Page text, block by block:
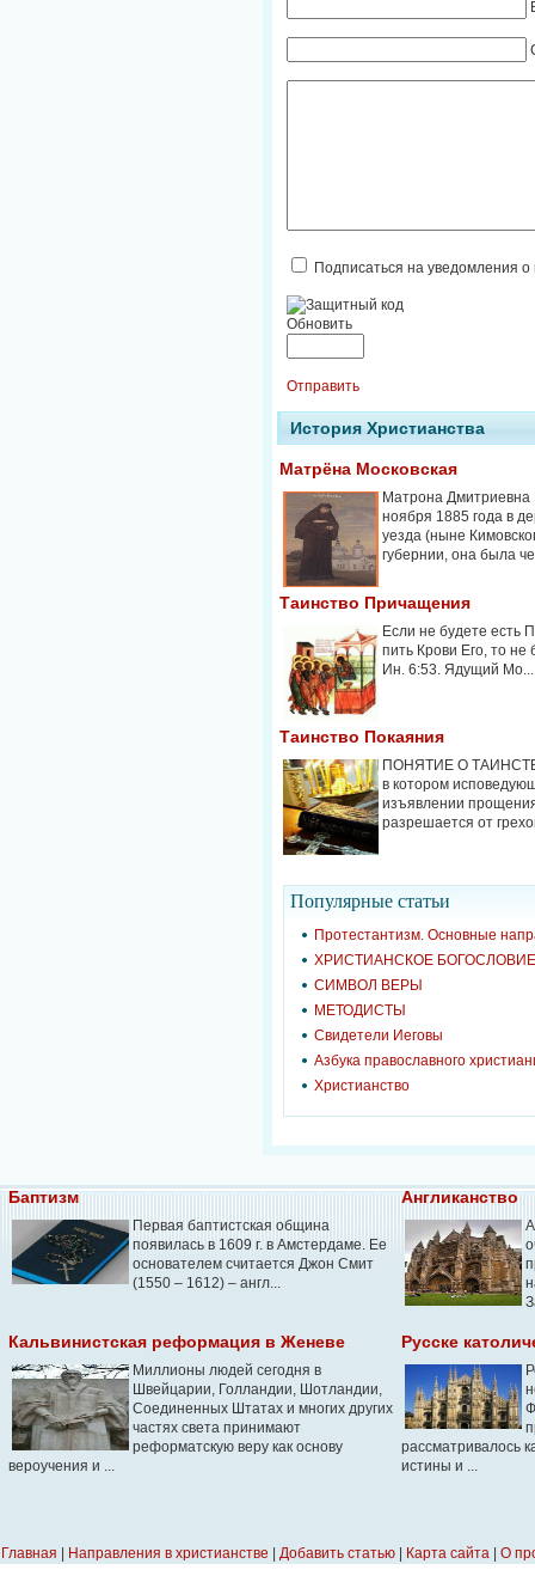
Подписаться на уведомления
Обновить
Отправить
История Христианства
Матрёна Московская
Матрона Дмитриевна
ноября 1885 года в
уезда (ныне
губернии, она была
Таинство Причащения
Если не будете есть
пить Крови Его, то не
Ин. 6:53. Ядущий Мо...
Таинство Покаяния
ПОНЯТИЕ О
в котором
изъявлении
разрешается от
Популярные cтатьи
Протестантизм. Основные
ХРИСТИАНСКОЕ БОГОСЛОВИЕ
СИМВОЛ ВЕРЫ
МЕТОДИСТЫ
Свидетели Иеговы
Азбука православного
Христианство
Баптизм
Первая баптистская община
появилась в 1609 г. в Амстердаме. Ее
основателем считается Джон Смит
(1550 – 1612) – англ...
Англиканство
Кальвинистская реформация в Женеве
Миллионы людей сегодня в
Швейцарии, Голландии, Шотландии,
Соединенных Штатах и многих других
частях света принимают
реформатскую веру как основу
вероучения и ...
Русске
рассматривалось
истины и ...
Главная Направления в христианстве Добавить статью Карта сайта О